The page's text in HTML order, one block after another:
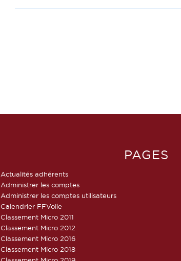
PAGES
Actualités adhérents
Administrer les comptes
Administrer les comptes utilisateurs
Calendrier FFVoile
Classement Micro 2011
Classement Micro 2012
Classement Micro 2016
Classement Micro 2018